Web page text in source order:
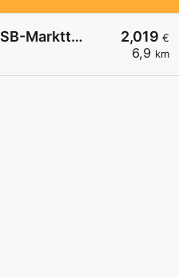
2,019 €
6,9 km
Supermarkt-Tankstelle SB-Markttankstelle